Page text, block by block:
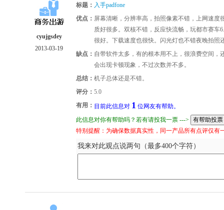
cyujgsdey
2013-03-19
标题： 入手padfone
优点： 屏幕清晰，分辨率高，拍照像素不错，上网速
质好很多。双核不错，反应快流畅，玩都市赛车
很好。下载速度也很快。闪光灯也不错夜晚拍照
缺点： 自带软件太多，有的根本用不上，很浪费空间
会出现卡顿现象，不过次数并不多。
总结： 机子总体还是不错。
评分： 5.0
有用： 目前此信息对 1 位网友有帮助。
此信息对你有帮助吗？若有请投我一票 --->
特别提醒：为确保数据真实性，同一产品所有点评仅有
我来对此观点说两句（最多400个字符）